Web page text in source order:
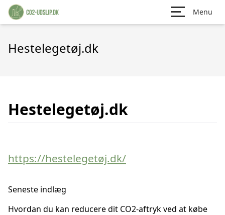
Menu
Hestelegetøj.dk
Hestelegetøj.dk
https://hestelegetøj.dk/
Seneste indlæg
Hvordan du kan reducere dit CO2-aftryk ved at købe